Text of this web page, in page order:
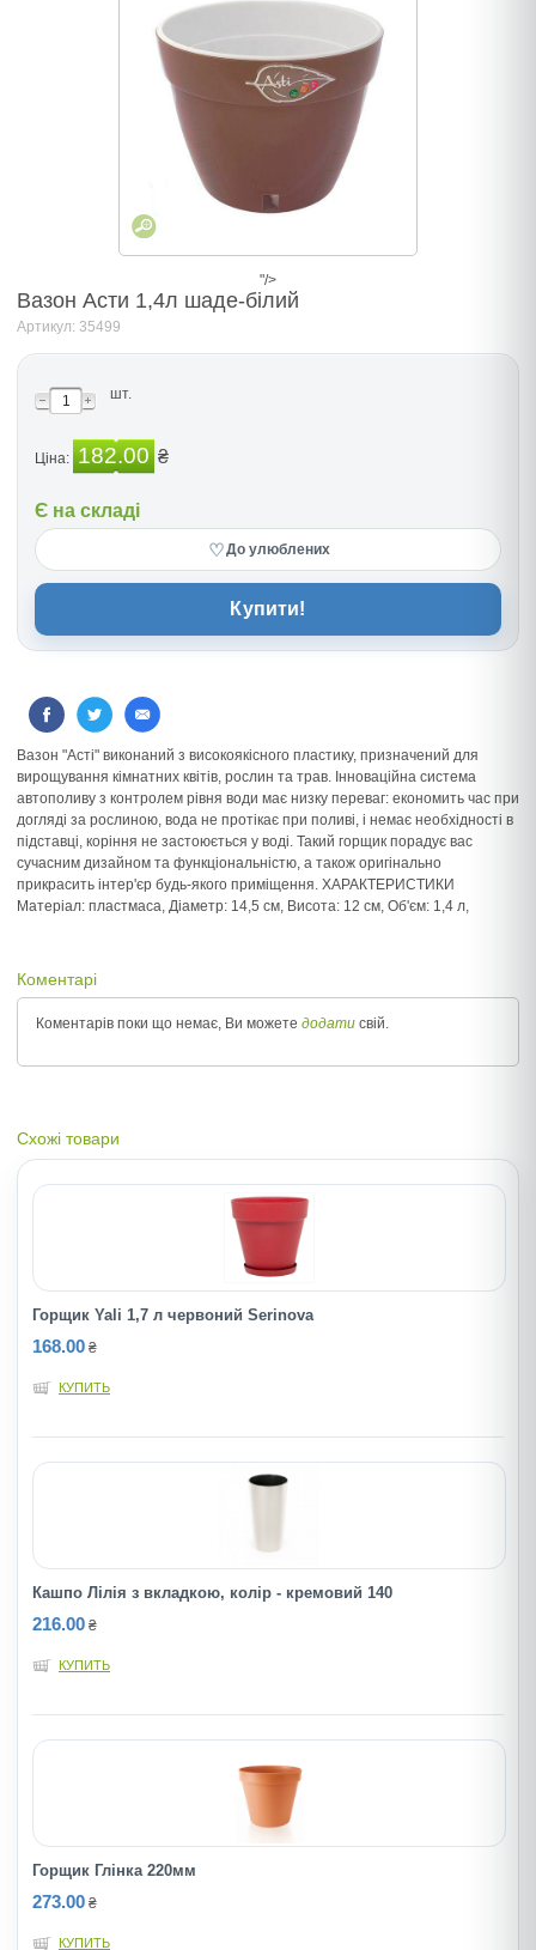
"/>
Вазон Асти 1,4л шаде-білий
Артикул: 35499
шт.
Ціна: 182.00 ₴
Є на складі
♡До улюблених
Купити!
Вазон "Асті" виконаний з високоякісного пластику, призначений для
вирощування кімнатних квітів, рослин та трав. Інноваційна система
автополиву з контролем рівня води має низку переваг: економить час при
догляді за рослиною, вода не протікає при поливі, і немає необхідності в
підставці, коріння не застоюється у воді. Такий горщик порадує вас
сучасним дизайном та функціональністю, а також оригінально
прикрасить інтер'єр будь-якого приміщення. ХАРАКТЕРИСТИКИ
Матеріал: пластмаса, Діаметр: 14,5 см, Висота: 12 см, Об'єм: 1,4 л,
Коментарі
Коментарів поки що немає, Ви можете додати свій.
Схожі товари
Горщик Yali 1,7 л червоний Serinova
168.00 ₴
КУПИТЬ
Кашпо Лілія з вкладкою, колір - кремовий 140
216.00 ₴
КУПИТЬ
Горщик Глінка 220мм
273.00 ₴
КУПИТЬ